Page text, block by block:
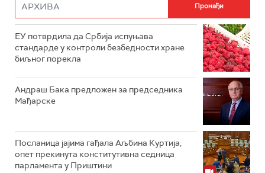
ЕУ потврдила да Србија испуњава
стандарде у контроли безбедности хране
биљног порекла
Андраш Бакa предложен за председника
Мађарске
Посланица јајима гађала Аљбина Куртија,
опет прекинута конститутивна седница
парламента у Приштини